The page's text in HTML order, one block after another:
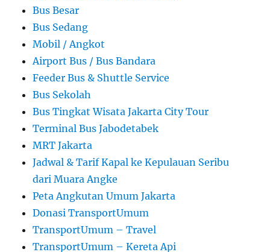
Bus Besar
Bus Sedang
Mobil / Angkot
Airport Bus / Bus Bandara
Feeder Bus & Shuttle Service
Bus Sekolah
Bus Tingkat Wisata Jakarta City Tour
Terminal Bus Jabodetabek
MRT Jakarta
Jadwal & Tarif Kapal ke Kepulauan Seribu
dari Muara Angke
Peta Angkutan Umum Jakarta
Donasi TransportUmum
TransportUmum – Travel
TransportUmum – Kereta Api